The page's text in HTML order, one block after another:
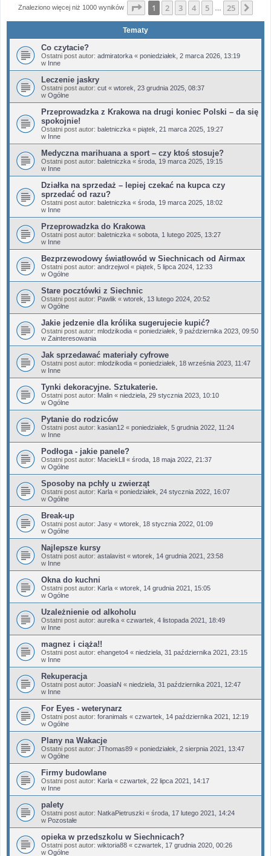
Znaleziono więcej niż 1000 wyników Strona z25
1 2 3 4 5 25
Tematy
Co czytacie?
Ostatni post autor: admiratorka « poniedziałek, 2 marca 2026, 13:19
w Inne
Leczenie jaskry
Ostatni post autor: cut « wtorek, 23 grudnia 2025, 08:37
w Ogólne
Przeprowadzka z Krakowa na drugi koniec Polski – da się
spokojnie!
Ostatni post autor: baletniczka « piątek, 21 marca 2025, 19:27
w Inne
Medyczna marihuana a sport – czy ktoś stosuje?
Ostatni post autor: baletniczka « środa, 19 marca 2025, 19:15
w Inne
Działka na sprzedaż – lepiej czekać na kupca czy
sprzedać od razu?
Ostatni post autor: baletniczka « środa, 19 marca 2025, 18:02
w Inne
Przeprowadzka do Krakowa
Ostatni post autor: baletniczka « sobota, 1 lutego 2025, 13:27
w Inne
Bezprzewodowy światłowód w Siechnicach od Airmax
Ostatni post autor: andrzejwol « piątek, 5 lipca 2024, 12:33
w Ogólne
Stare pocztówki z Siechnic
Ostatni post autor: Pawlik « wtorek, 13 lutego 2024, 20:52
w Ogólne
Jakie jedzenie dla królika sugerujecie kupić?
Ostatni post autor: mlodzikodia « poniedziałek, 9 października 2023, 09:50
w Zainteresowania
Jak sprzedawać materiały cyfrowe
Ostatni post autor: mlodzikodia « poniedziałek, 18 września 2023, 11:47
w Inne
Tynki dekoracyjne. Sztukaterie.
Ostatni post autor: Malin « niedziela, 29 stycznia 2023, 10:10
w Ogólne
Pytanie do rodziców
Ostatni post autor: kasian12 « poniedziałek, 5 grudnia 2022, 11:24
w Inne
Podłoga - jakie panele?
Ostatni post autor: MaciekLll « środa, 18 maja 2022, 21:37
w Ogólne
Sposoby na pchły u zwierząt
Ostatni post autor: Karla « poniedziałek, 24 stycznia 2022, 16:07
w Ogólne
Break-up
Ostatni post autor: Jasy « wtorek, 18 stycznia 2022, 01:09
w Ogólne
Najlepsze kursy
Ostatni post autor: astalavist « wtorek, 14 grudnia 2021, 23:58
w Inne
Okna do kuchni
Ostatni post autor: Karla « wtorek, 14 grudnia 2021, 15:05
w Ogólne
Uzależnienie od alkoholu
Ostatni post autor: aurelka « czwartek, 4 listopada 2021, 18:49
w Inne
magnez i ciąża!!
Ostatni post autor: ehangeto4 « niedziela, 31 października 2021, 23:15
w Inne
Rekuperacja
Ostatni post autor: JoasiaN « niedziela, 31 października 2021, 12:47
w Inne
For Eyes - weterynarz
Ostatni post autor: foranimals « czwartek, 14 października 2021, 12:19
w Ogólne
Plany na Wakacje
Ostatni post autor: JThomas89 « poniedziałek, 2 sierpnia 2021, 13:47
w Ogólne
Firmy budowlane
Ostatni post autor: Karla « czwartek, 22 lipca 2021, 14:17
w Inne
palety
Ostatni post autor: NatkaPietruszki « środa, 17 lutego 2021, 14:24
w Pozostałe
opieka w przedszkolu w Siechnicach?
Ostatni post autor: wiktoria88 « czwartek, 17 grudnia 2020, 00:26
w Ogólne